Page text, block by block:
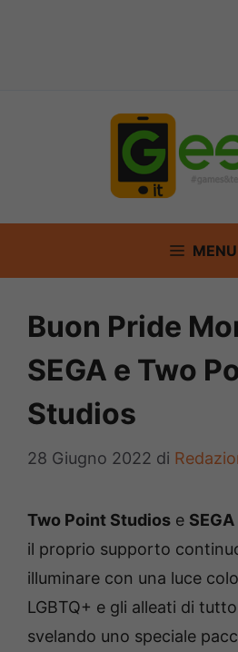
MENU
Buon Pride
SEGA e Two
Studios
28 Giugno 2022 di
Two Point Studios e SEGA
il proprio supporto
illuminare con una luce
LGBTQ+ e gli alleati di
svelando uno speciale